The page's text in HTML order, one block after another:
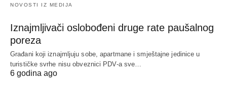
NOVOSTI IZ MEDIJA
Iznajmljivači oslobođeni druge rate paušalnog
poreza
Građani koji iznajmljuju sobe, apartmane i smještajne jedinice u
turističke svrhe nisu obveznici PDV-a sve…
6 godina ago